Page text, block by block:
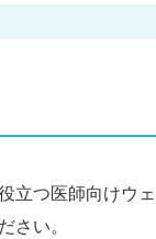
立つ医師向けウ
い。